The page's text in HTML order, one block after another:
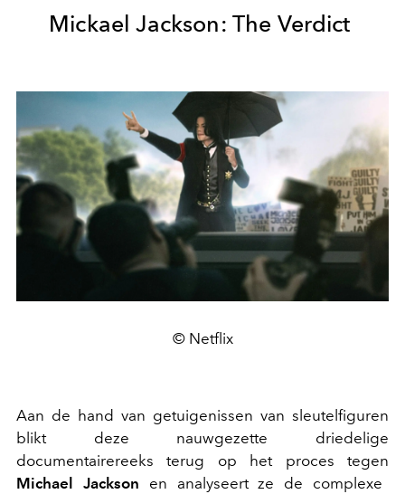
Mickael Jackson: The Verdict
© Netflix
Aan de hand van getuigenissen van sleutelfiguren
blikt deze nauwgezette driedelige
documentairereeks terug op het proces tegen
Michael Jackson en analyseert ze de complexe